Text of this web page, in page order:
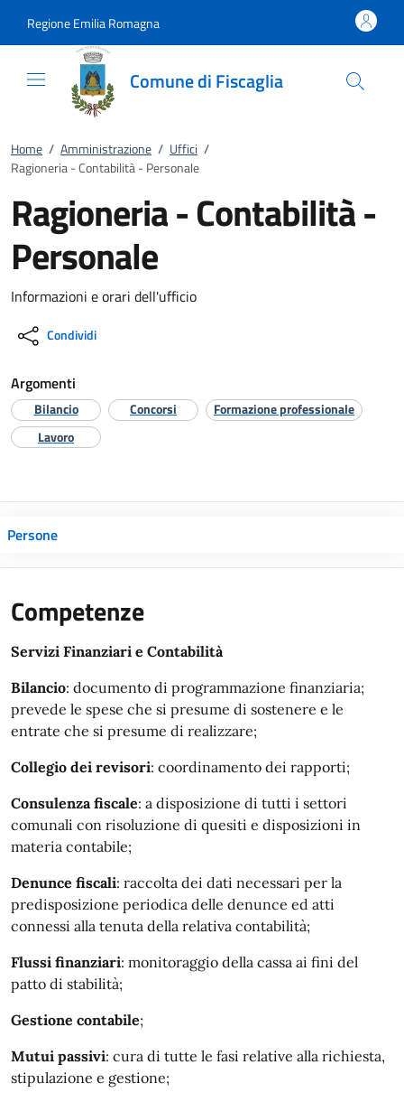
Regione Emilia Romagna
Comune di Fiscaglia
Home / Amministrazione / Uffici /
Ragioneria - Contabilità - Personale
Ragioneria - Contabilità -
Personale
Informazioni e orari dell'ufficio
Condividi
Argomenti
Bilancio Concorsi
Formazione professionale
Lavoro
Persone
Competenze
Servizi Finanziari e Contabilità
Bilancio: documento di programmazione finanziaria;
prevede le spese che si presume di sostenere e le
entrate che si presume di realizzare;
Collegio dei revisori: coordinamento dei rapporti;
Consulenza fiscale: a disposizione di tutti i settori
comunali con risoluzione di quesiti e disposizioni in
materia contabile;
Denunce fiscali: raccolta dei dati necessari per la
predisposizione periodica delle denunce ed atti
connessi alla tenuta della relativa contabilità;
Flussi finanziari: monitoraggio della cassa ai fini del
patto di stabilità;
Gestione contabile;
Mutui passivi: cura di tutte le fasi relative alla richiesta,
stipulazione e gestione;